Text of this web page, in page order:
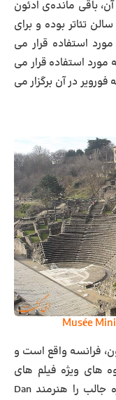
باقی مانده‌ی ادئون
تئاتر بوده و برای
استفاده قرار می
استفاده قرار می
در آن برگزار می
فرانسه واقع است و
های ویژه فیلم های
سینمایی ساخته شده است. آثار این موزه جالب را هنرمند Dan